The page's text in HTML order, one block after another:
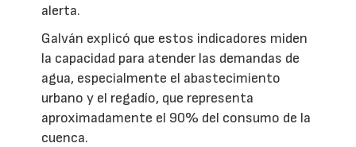
alerta.
Galván explicó que estos indicadores miden
la capacidad para atender las demandas de
agua, especialmente el abastecimiento
urbano y el regadío, que representa
aproximadamente el 90% del consumo de la
cuenca.